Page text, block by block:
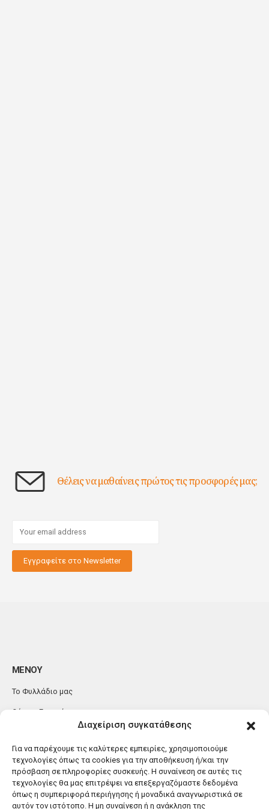
Διαχείριση συγκατάθεσης
Για να παρέχουμε τις καλύτερες εμπειρίες, χρησιμοποιούμε
τεχνολογίες όπως τα cookies για την αποθήκευση ή/και την
πρόσβαση σε πληροφορίες συσκευής. Η συναίνεση σε αυτές τις
τεχνολογίες θα μας επιτρέψει να επεξεργαζόμαστε δεδομένα
όπως η συμπεριφορά περιήγησης ή μοναδικά αναγνωριστικά σε
αυτόν τον ιστότοπο. Η μη συναίνεση ή η ανάκληση της
Θέλεις να μαθαίνεις πρώτος τις προσφορές μας;